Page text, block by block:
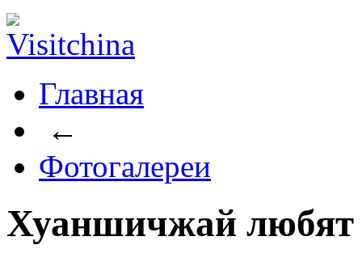
Главная
←
Фотогалереи
Хуаншичжай любят